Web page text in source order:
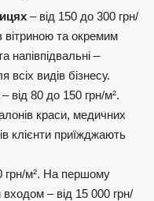
– від 150 до 300 грн/
та окремим
напівпідвальні –
видів бізнесу.
– від 80 до 150 грн/м².
краси, медичних
клієнти приїжджають
грн/м². На першому
– від 15 000 грн/